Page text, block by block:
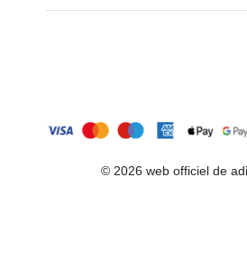
© 2026 web officiel de